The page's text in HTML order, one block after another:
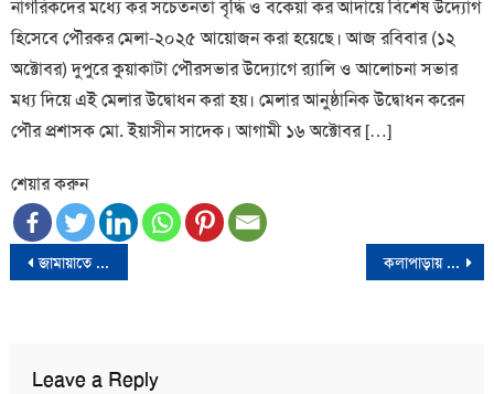
নাগরিকদের মধ্যে কর সচেতনতা বৃদ্ধি ও বকেয়া কর আদায়ে বিশেষ উদ্যোগ
হিসেবে পৌরকর মেলা-২০২৫ আয়োজন করা হয়েছে। আজ রবিবার (১২
অক্টোবর) দুপুরে কুয়াকাটা পৌরসভার উদ্যোগে র‍্যালি ও আলোচনা সভার
মধ্য দিয়ে এই মেলার উদ্বোধন করা হয়। মেলার আনুষ্ঠানিক উদ্বোধন করেন
পৌর প্রশাসক মো. ইয়াসীন সাদেক। আগামী ১৬ অক্টোবর […]
শেয়ার করুন
Post
জামায়াতে ইসলামী বাংলাদেশ কলাপাড়া উপজেলা শাখার উদ্যোগে ইফতার মাহফিল কলাপাড়ায় এইচ এসএসসি ২০১৬ ব্যচের ইফতার মাহফিল অনুষ্ঠিত
Leave a Reply